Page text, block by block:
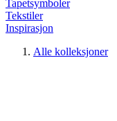
Tapetsymboler
Tekstiler
Inspirasjon
Alle kolleksjoner